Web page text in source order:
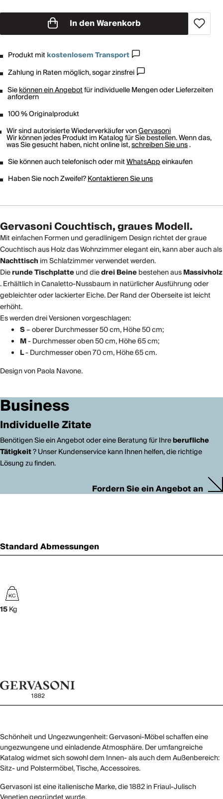
In den Warenkorb
Produkt mitkostenlosem Transport
Zahlung in Raten möglich, sogar zinsfrei
Siekönnen ein Angebotfür individuelle Mengen oder Lieferzeiten
anfordern
100 % Originalprodukt
Wir sind autorisierte Wiederverkäufer vonGervasoni
Wir können jedes Produkt im Katalog für Sie bestellen. Wenn das,
was Sie gesucht haben, nicht online ist,schreiben Sie uns.
Sie können auch telefonisch oder mitWhatsAppeinkaufen
Haben Sie noch Zweifel?Kontaktieren Sie uns
Gervasoni Couchtisch, graues Modell.
Mit einfachen Formen und geradlinigem Design richtet der graue
Couchtisch aus Holz das Wohnzimmer elegant ein, kann aber auch als
Nachttisch im Schlafzimmer verwendet werden.
Dierunde Tischplatteund diedrei Beinebestehen ausMassivholz
. Erhältlich in Canaletto-Nussbaum in natürlicher Ausführung oder
gebleichter oder lackierter Eiche. Der Rand der Oberseite ist leicht
erhöht.
Es werden drei Versionen vorgeschlagen:
S– oberer Durchmesser 50 cm, Höhe 50 cm;
M- Durchmesser oben 50 cm, Höhe 65 cm;
L- Durchmesser oben 70 cm, Höhe 65 cm.
Design von Paola Navone.
Business
Individuelle Zitate
Benötigen Sie ein Angebot oder eine Beratung für Ihreberufliche
Tätigkeit? Unser Kundenservice kann Ihnen helfen, die richtige
Lösung zu finden.
Fordern Sie ein Angebot an
Standard Abmessungen
15Kg
Schönheit und Ungezwungenheit: Gervasoni-Möbel schaffen eine
ungezwungene und einladende Atmosphäre. Der umfangreiche
Katalog widmet sich sowohl dem Innen- als auch dem Außenbereich:
Sitz- und Polstermöbel, Tische, Accessoires.
Gervasoni ist eine italienische Marke, die 1882 in Friaul-Julisch